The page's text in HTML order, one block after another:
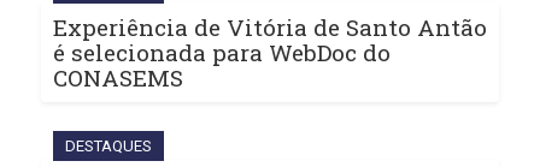
Experiência de Vitória de Santo Antão
é selecionada para WebDoc do
CONASEMS
DESTAQUES